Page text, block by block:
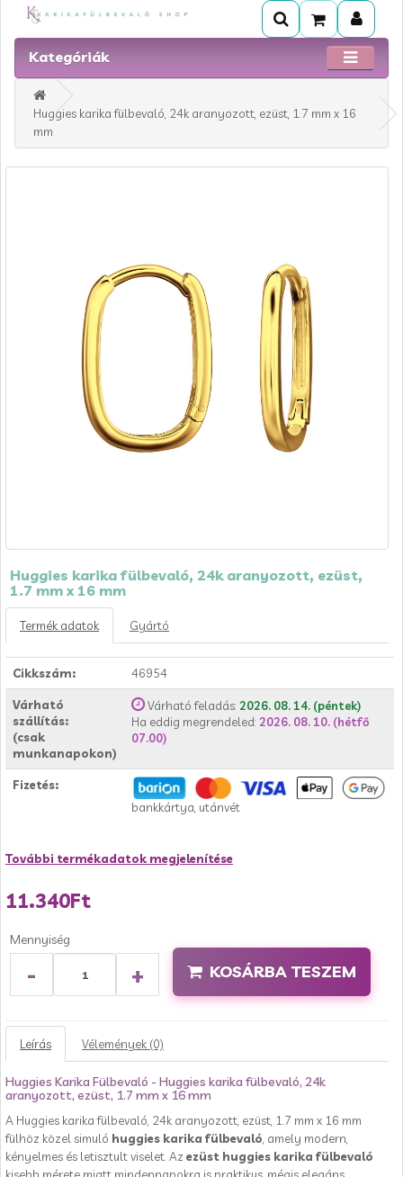
Kategóriák
Huggies karika fülbevaló, 24k aranyozott, ezüst, 1.7 mm x 16
mm
Huggies karika fülbevaló, 24k aranyozott, ezüst,
1.7 mm x 16 mm
Termék adatok Gyártó
Cikkszám: 46954
Várható
szállítás:
(csak
munkanapokon)
Várható feladás: 2026. 08. 14. (péntek)
Ha eddig megrendeled: 2026. 08. 10. (hétfő
07.00)
Fizetés:
bankkártya, utánvét
További termékadatok megjelenítése
11.340Ft
Mennyiség
- + KOSÁRBA TESZEM
Leírás Vélemények (0)
Huggies Karika Fülbevaló - Huggies karika fülbevaló, 24k
aranyozott, ezüst, 1.7 mm x 16 mm
A Huggies karika fülbevaló, 24k aranyozott, ezüst, 1.7 mm x 16 mm
fülhöz közel simuló huggies karika fülbevaló , amely modern,
kényelmes és letisztult viselet. Az ezüst huggies karika fülbevaló